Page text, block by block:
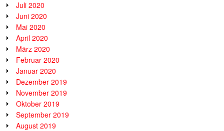
Juli 2020
Juni 2020
Mai 2020
April 2020
März 2020
Februar 2020
Januar 2020
Dezember 2019
November 2019
Oktober 2019
September 2019
August 2019